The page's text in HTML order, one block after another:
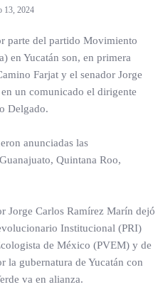
13, 2024
parte del partido Movimiento
en Yucatán son, en primera
Farjat y el senador Jorge
un comunicado el dirigente
Delgado.
anunciadas las
Quintana Roo,
Jorge Carlos Ramírez Marín dejó
Institucional (PRI)
de México (PVEM) y de
la gubernatura de Yucatán con
va en alianza.